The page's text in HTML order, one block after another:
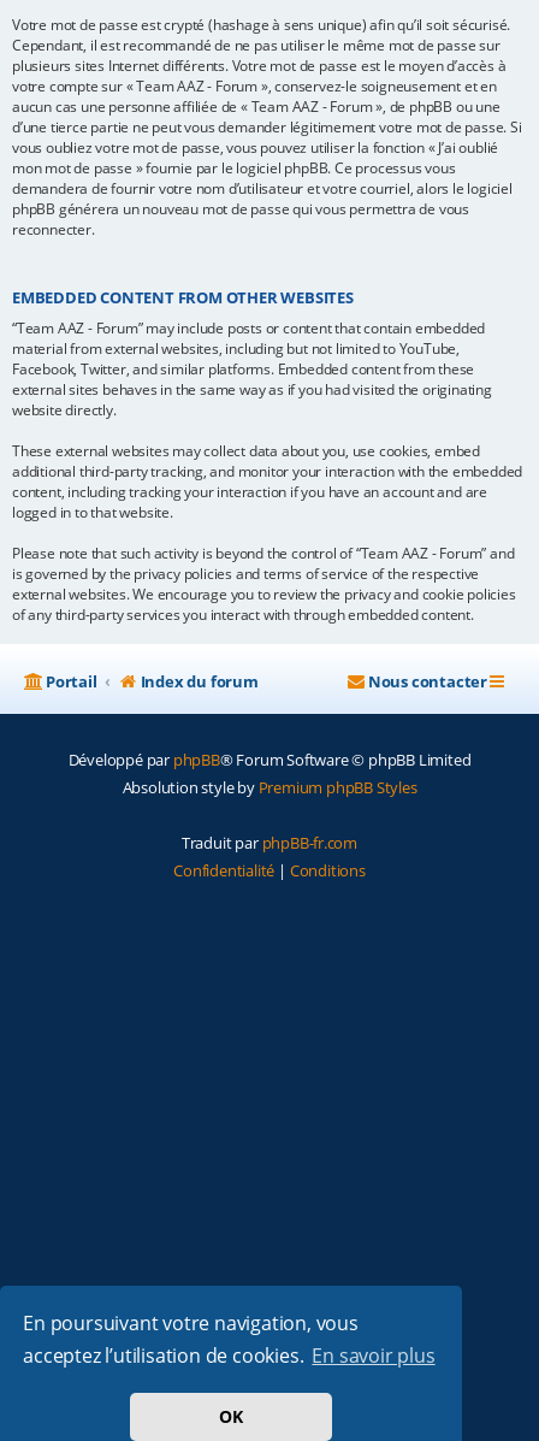
En poursuivant votre navigation, vous
acceptez l’utilisation de cookies. En savoir plus
OK
Votre mot de passe est crypté (hashage à sens unique) afin qu’il soit sécurisé.
Cependant, il est recommandé de ne pas utiliser le même mot de passe sur
plusieurs sites Internet différents. Votre mot de passe est le moyen d’accès à
votre compte sur « Team AAZ - Forum », conservez-le soigneusement et en
aucun cas une personne affiliée de « Team AAZ - Forum », de phpBB ou une
d’une tierce partie ne peut vous demander légitimement votre mot de passe. Si
vous oubliez votre mot de passe, vous pouvez utiliser la fonction « J’ai oublié
mon mot de passe » fournie par le logiciel phpBB. Ce processus vous
demandera de fournir votre nom d’utilisateur et votre courriel, alors le logiciel
phpBB générera un nouveau mot de passe qui vous permettra de vous
reconnecter.
EMBEDDED CONTENT FROM OTHER WEBSITES
“Team AAZ - Forum” may include posts or content that contain embedded
material from external websites, including but not limited to YouTube,
Facebook, Twitter, and similar platforms. Embedded content from these
external sites behaves in the same way as if you had visited the originating
website directly.
These external websites may collect data about you, use cookies, embed
additional third-party tracking, and monitor your interaction with the embedded
content, including tracking your interaction if you have an account and are
logged in to that website.
Please note that such activity is beyond the control of “Team AAZ - Forum” and
is governed by the privacy policies and terms of service of the respective
external websites. We encourage you to review the privacy and cookie policies
of any third-party services you interact with through embedded content.
Portail Index du forum Nous contacter
Développé par phpBB® Forum Software © phpBB Limited
Absolution style by Premium phpBB Styles
Traduit par phpBB-fr.com
Confidentialité | Conditions